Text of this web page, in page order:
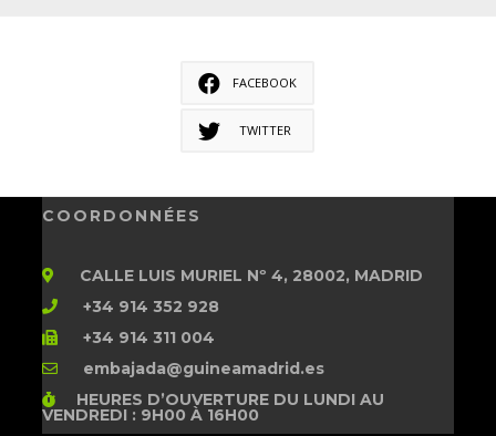
FACEBOOK
TWITTER
COORDONNÉES
CALLE LUIS MURIEL Nº 4, 28002, MADRID
+34 914 352 928
+34 914 311 004
embajada@guineamadrid.es
HEURES D’OUVERTUREDU LUNDI AU
VENDREDI : 9H00 À 16H00